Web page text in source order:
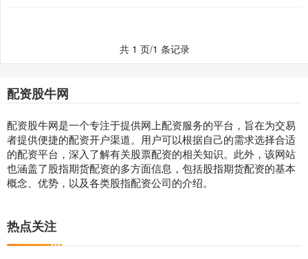
共 1 页/1 条记录
配资股牛网
配资股牛网是一个专注于提供网上配资服务的平台，旨在为交易
者提供便捷的配资开户渠道。用户可以根据自己的需求选择合适
的配资平台，深入了解有关股票配资的相关知识。此外，该网站
也涵盖了股指期货配资的多方面信息，包括股指期货配资的基本
概念、优势，以及各类股指配资公司的介绍。
热点关注